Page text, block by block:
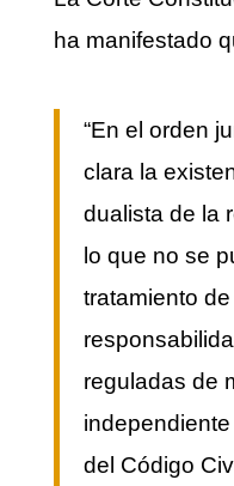
ha manifestado
“En el orden
clara la
dualista de la
lo que no se
tratamiento
reguladas de
del Código